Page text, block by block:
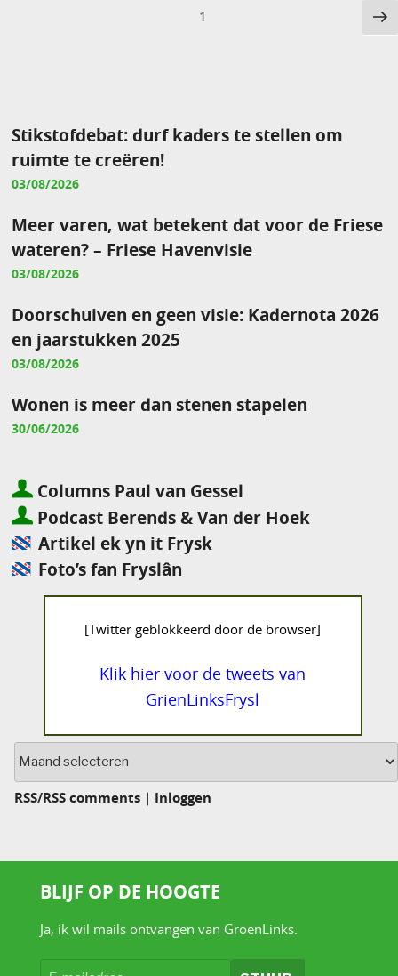
1
Stikstofdebat: durf kaders te stellen om
ruimte te creëren!
03/08/2026
Meer varen, wat betekent dat voor de Friese
wateren? – Friese Havenvisie
03/08/2026
Doorschuiven en geen visie: Kadernota 2026
en jaarstukken 2025
03/08/2026
Wonen is meer dan stenen stapelen
30/06/2026
Columns Paul van Gessel
Podcast Berends & Van der Hoek
Artikel ek yn it Frysk
Foto’s fan Fryslân
[Twitter geblokkeerd door de browser]
Klik hier voor de tweets van
GrienLinksFrysl
RSS/RSS comments | Inloggen
BLIJF OP DE HOOGTE
Ja, ik wil mails ontvangen van GroenLinks.